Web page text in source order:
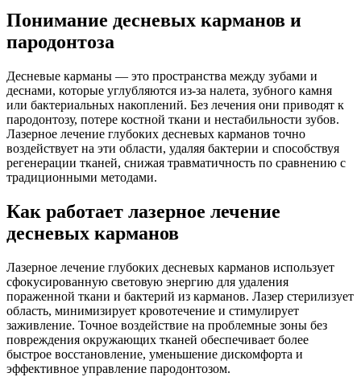
Понимание десневых карманов и
пародонтоза
Десневые карманы — это пространства между зубами и
деснами, которые углубляются из-за налета, зубного камня
или бактериальных накоплений. Без лечения они приводят к
пародонтозу, потере костной ткани и нестабильности зубов.
Лазерное лечение глубоких десневых карманов точно
воздействует на эти области, удаляя бактерии и способствуя
регенерации тканей, снижая травматичность по сравнению с
традиционными методами.
Как работает лазерное лечение
десневых карманов
Лазерное лечение глубоких десневых карманов использует
сфокусированную световую энергию для удаления
пораженной ткани и бактерий из карманов. Лазер стерилизует
область, минимизирует кровотечение и стимулирует
заживление. Точное воздействие на проблемные зоны без
повреждения окружающих тканей обеспечивает более
быстрое восстановление, уменьшение дискомфорта и
эффективное управление пародонтозом.